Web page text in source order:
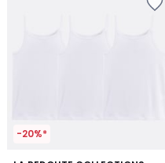
-20%*